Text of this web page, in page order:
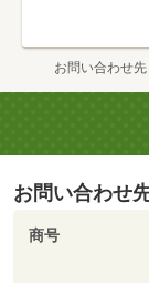
お問い合わせ先
お問い合わせ
商号